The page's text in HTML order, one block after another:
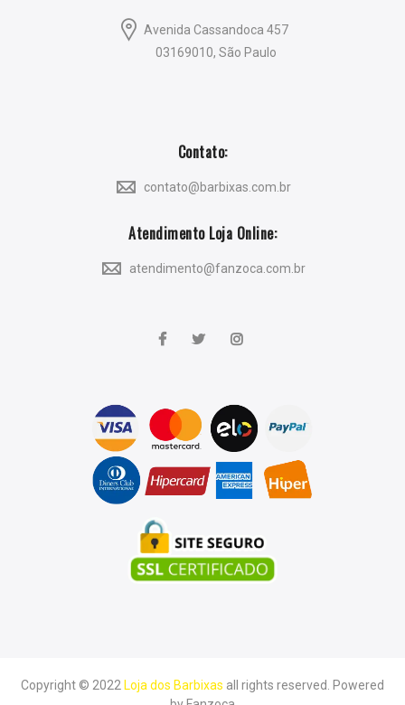
Avenida Cassandoca 457
03169010, São Paulo
Contato:
contato@barbixas.com.br
Atendimento Loja Online:
atendimento@fanzoca.com.br
Copyright © 2022 Loja dos Barbixas all rights reserved. Powered